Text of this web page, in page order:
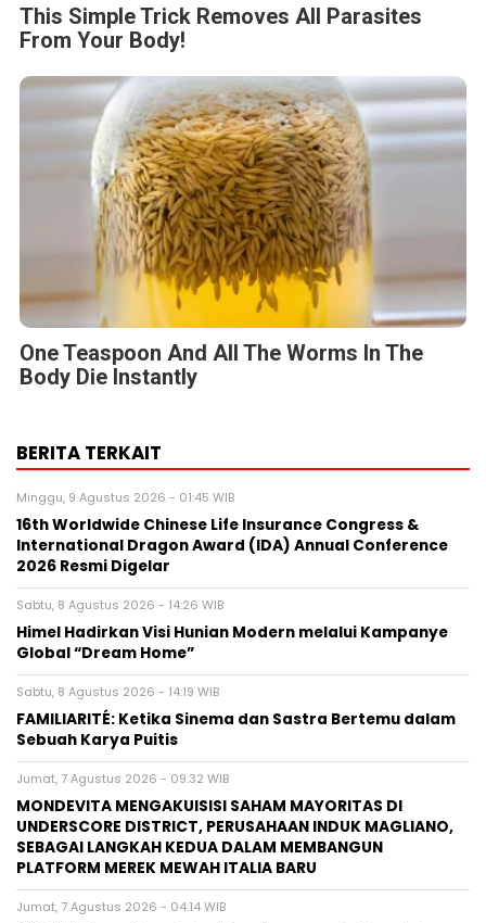
This Simple Trick Removes All Parasites
From Your Body!
One Teaspoon And All The Worms In The
Body Die Instantly
BERITA TERKAIT
Minggu, 9 Agustus 2026 - 01:45 WIB
16th Worldwide Chinese Life Insurance Congress &
International Dragon Award (IDA) Annual Conference
2026 Resmi Digelar
Sabtu, 8 Agustus 2026 - 14:26 WIB
Himel Hadirkan Visi Hunian Modern melalui Kampanye
Global “Dream Home”
Sabtu, 8 Agustus 2026 - 14:19 WIB
FAMILIARITÉ: Ketika Sinema dan Sastra Bertemu dalam
Sebuah Karya Puitis
Jumat, 7 Agustus 2026 - 09:32 WIB
MONDEVITA MENGAKUISISI SAHAM MAYORITAS DI
UNDERSCORE DISTRICT, PERUSAHAAN INDUK MAGLIANO,
SEBAGAI LANGKAH KEDUA DALAM MEMBANGUN
PLATFORM MEREK MEWAH ITALIA BARU
Jumat, 7 Agustus 2026 - 04:14 WIB